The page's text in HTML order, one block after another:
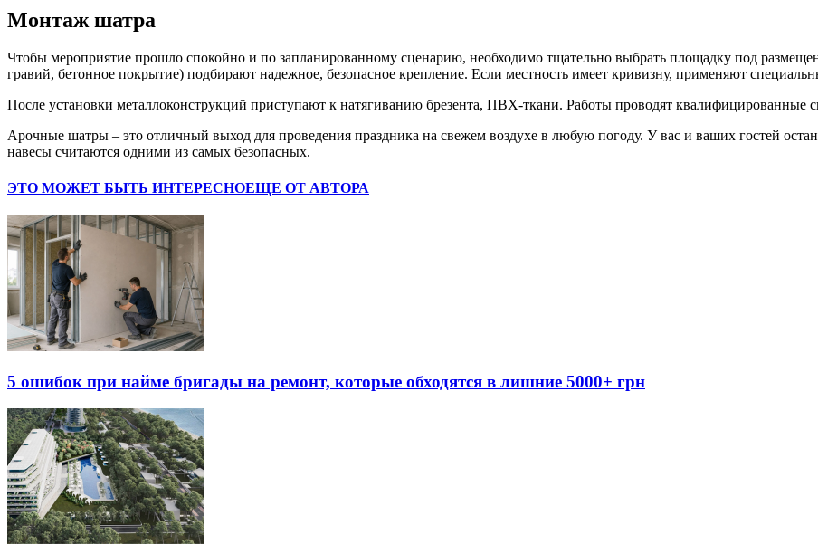
Монтаж шатра
Чтобы мероприятие прошло спокойно и по запланированному сценарию, необходимо тщательно выбрать площадку под
гравий, бетонное покрытие) подбирают надежное, безопасное крепление. Если местность имеет кривизну, применяют
После установки металлоконструкций приступают к натягиванию брезента, ПВХ-ткани. Работы проводят квалифицированные
Арочные шатры – это отличный выход для проведения праздника на свежем воздухе в любую погоду. У вас и ваших гостей
навесы считаются одними из самых безопасных.
ЭТО МОЖЕТ БЫТЬ ИНТЕРЕСНОЕЩЕ ОТ АВТОРА
5 ошибок при найме бригады на ремонт, которые обходятся в лишние 5000+ грн